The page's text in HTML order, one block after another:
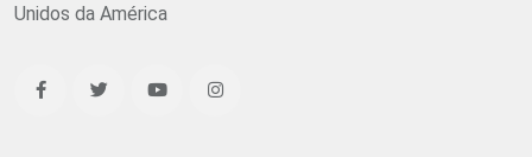
Unidos da América